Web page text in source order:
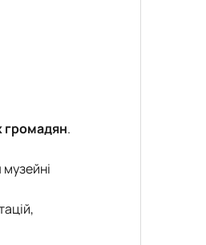
громадян.